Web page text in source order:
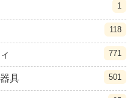
1
118
771
具 501